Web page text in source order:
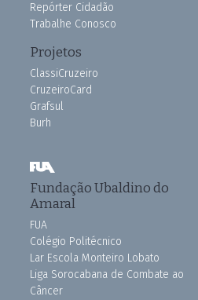
Repórter Cidadão
Trabalhe Conosco
Projetos
ClassiCruzeiro
CruzeiroCard
Grafsul
Burh
Fundação Ubaldino do
Amaral
FUA
Colégio Politécnico
Lar Escola Monteiro Lobato
Liga Sorocabana de Combate ao
Câncer